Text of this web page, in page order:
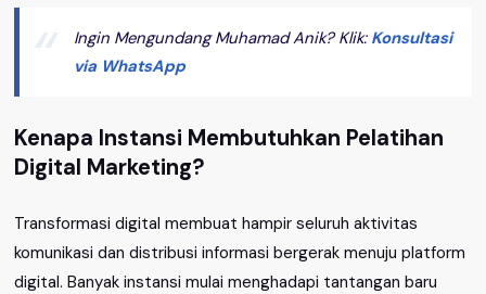
Ingin Mengundang Muhamad Anik? Klik: Konsultasi
via WhatsApp
Kenapa Instansi Membutuhkan Pelatihan
Digital Marketing?
Transformasi digital membuat hampir seluruh aktivitas
komunikasi dan distribusi informasi bergerak menuju platform
digital. Banyak instansi mulai menghadapi tantangan baru